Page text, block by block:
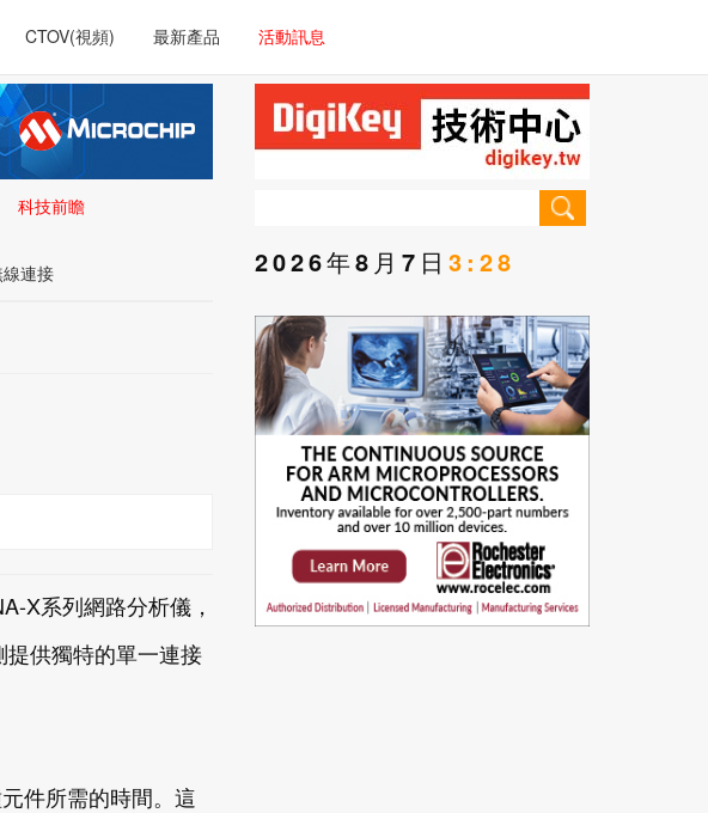
技術
&網路
照明技術
技術
CTOV(視頻) 最新產品 活動訊息
&網路 介面技術
照明技術 微處理器/微控制器
測技術
科技前瞻
連接
X系列網路分析儀，
供獨特的單一連接
件所需的時間。這
2026年8月7日 3:28